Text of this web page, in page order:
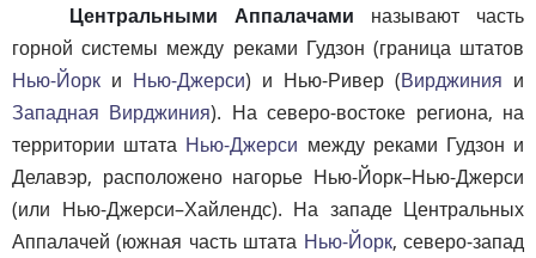
Центральными Аппалачами называют часть
горной системы между реками Гудзон (граница штатов
Нью-Йорк и Нью-Джерси) и Нью-Ривер (Вирджиния и
Западная Вирджиния). На северо-востоке региона, на
территории штата Нью-Джерси между реками Гудзон и
Делавэр, расположено нагорье Нью-Йорк–Нью-Джерси
(или Нью-Джерси–Хайлендс). На западе Центральных
Аппалачей (южная часть штата Нью-Йорк, северо-запад